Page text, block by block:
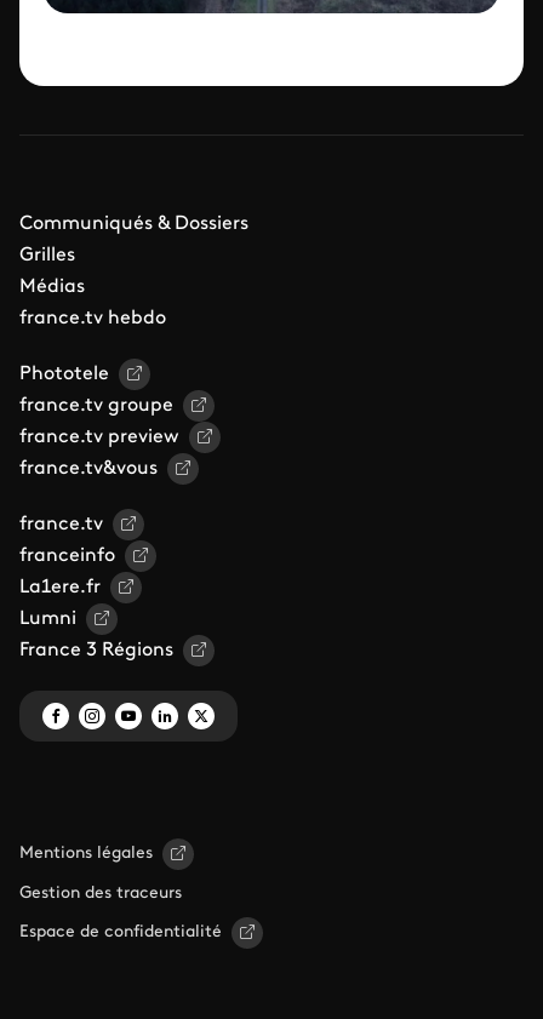
Communiqués & Dossiers
Grilles
Médias
france.tv hebdo
Phototele
france.tv groupe
france.tv preview
france.tv&vous
france.tv
franceinfo
La1ere.fr
Lumni
France 3 Régions
Mentions légales
Gestion des traceurs
Espace de confidentialité